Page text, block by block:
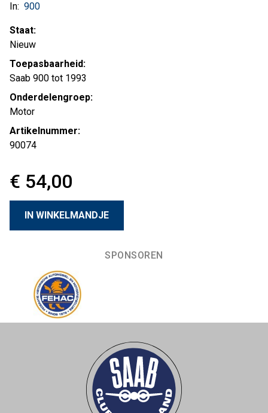
In: 900
Staat:
Nieuw
Toepasbaarheid:
Saab 900 tot 1993
Onderdelengroep:
Motor
Artikelnummer:
90074
€ 54,00
SPONSOREN